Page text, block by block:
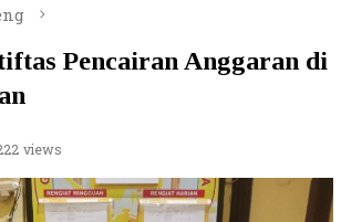
Pencairan Anggaran di
views